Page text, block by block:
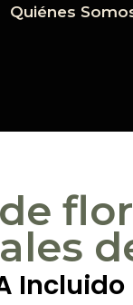
Quiénes
Incluido